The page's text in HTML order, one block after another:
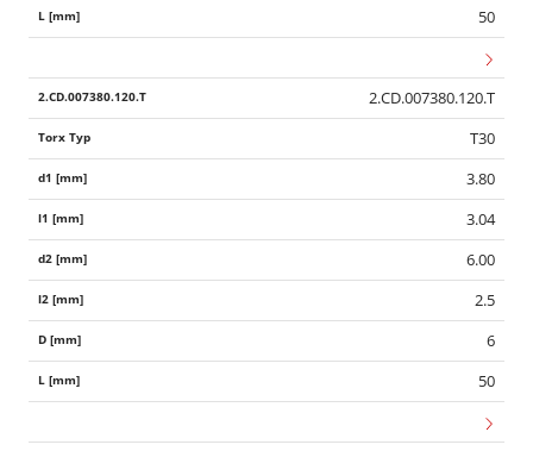
50
2.CD.007380.120.T
T30
3.80
3.04
6.00
2.5
6
50